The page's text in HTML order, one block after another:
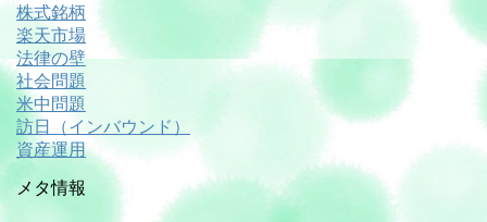
株式銘柄
楽天市場
法律の壁
社会問題
米中問題
訪日（インバウンド）
資産運用
メタ情報